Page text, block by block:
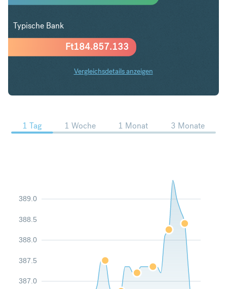
Ft184.857.133
Typische Bank
Vergleichsdetails anzeigen
CHF in HUF Trends
1 Tag 1 Woche 1 Monat 3 Monate
387.0
387.5
388.0
388.5
389.0